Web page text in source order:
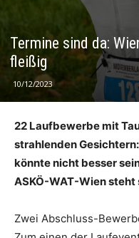
Termine sind da:
fleißig
10/12/2023
22 Laufbewerbe mit
strahlenden
könnte nicht besser
ASKÖ-WAT-Wien
Zwei Abschluss-